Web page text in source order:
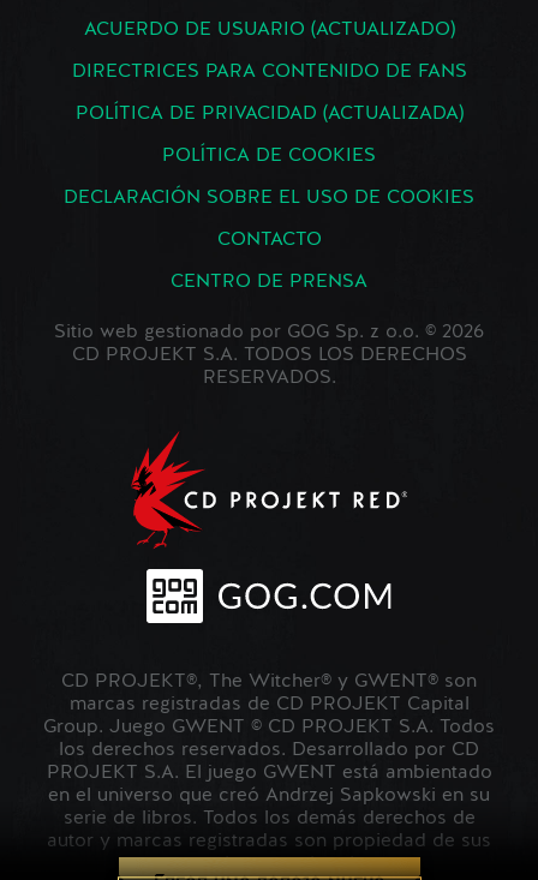
ACUERDO DE USUARIO (ACTUALIZADO)
DIRECTRICES PARA CONTENIDO DE FANS
POLÍTICA DE PRIVACIDAD (ACTUALIZADA)
POLÍTICA DE COOKIES
DECLARACIÓN SOBRE EL USO DE COOKIES
CONTACTO
CENTRO DE PRENSA
Sitio web gestionado por GOG Sp. z o.o. © 2026
CD PROJEKT S.A. TODOS LOS DERECHOS
RESERVADOS.
CD PROJEKT®, The Witcher® y GWENT® son
marcas registradas de CD PROJEKT Capital
Group. Juego GWENT © CD PROJEKT S.A. Todos
los derechos reservados. Desarrollado por CD
PROJEKT S.A. El juego GWENT está ambientado
en el universo que creó Andrzej Sapkowski en su
serie de libros. Todos los demás derechos de
autor y marcas registradas son propiedad de sus
respectivos propietarios.